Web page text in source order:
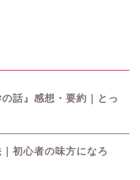
話』感想・要約｜とっ
初心者の味方になろ